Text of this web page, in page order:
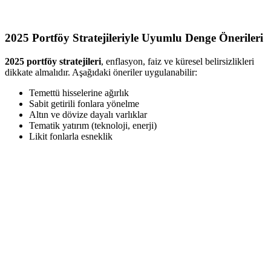
2025 Portföy Stratejileriyle Uyumlu Denge Önerileri
2025 portföy stratejileri, enflasyon, faiz ve küresel belirsizlikleri
dikkate almalıdır. Aşağıdaki öneriler uygulanabilir:
Temettü hisselerine ağırlık
Sabit getirili fonlara yönelme
Altın ve dövize dayalı varlıklar
Tematik yatırım (teknoloji, enerji)
Likit fonlarla esneklik